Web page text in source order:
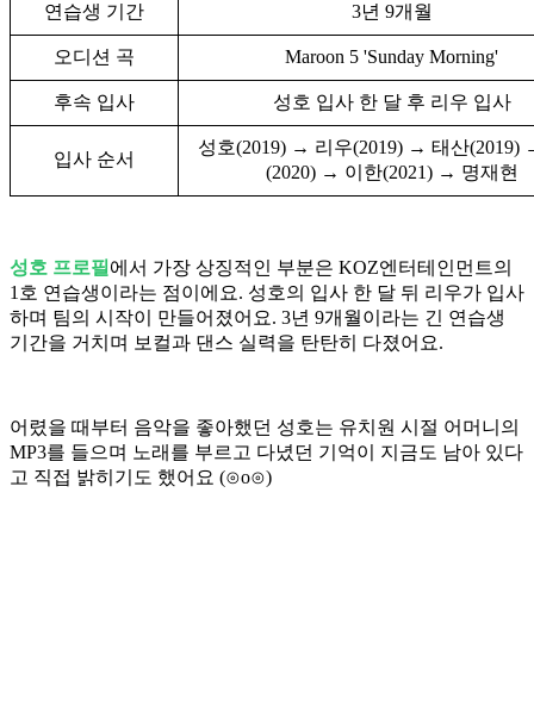
연습생 기간 3년 9개월
오디션 곡 Maroon 5 'Sunday Morning'
후속 입사 성호 입사 한 달 후 리우 입사
입사 순서
성호(2019) → 리우(2019) → 태산(2019)
(2020) → 이한(2021) → 명재현
성호 프로필에서 가장 상징적인 부분은 KOZ엔터테인먼트의
1호 연습생이라는 점이에요. 성호의 입사 한 달 뒤 리우가 입사
하며 팀의 시작이 만들어졌어요. 3년 9개월이라는 긴 연습생
기간을 거치며 보컬과 댄스 실력을 탄탄히 다졌어요.
어렸을 때부터 음악을 좋아했던 성호는 유치원 시절 어머니의
MP3를 들으며 노래를 부르고 다녔던 기억이 지금도 남아 있다
고 직접 밝히기도 했어요 (⊙o⊙)